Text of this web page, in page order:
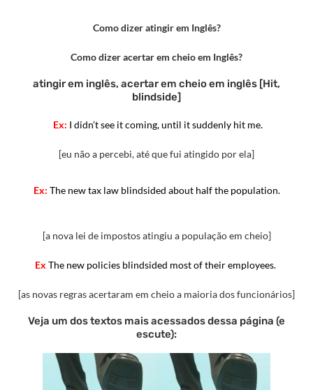
Como dizer atingir em Inglês?
Como dizer acertar em cheio em Inglês?
atingir em inglês, acertar em cheio em inglês [Hit,
blindside]
Ex: I didn’t see it coming,until itsuddenly hit me.
[eu não a percebi, até que fui atingido por ela]
Ex: The new tax law blindsided about half the population.
[a nova lei de impostos atingiu a população em cheio]
ExThe new policies blindsided most of their employees.
[as novas regras acertaram em cheio a maioria dos funcionários]
Veja um dos textos mais acessados dessa página (e
escute):